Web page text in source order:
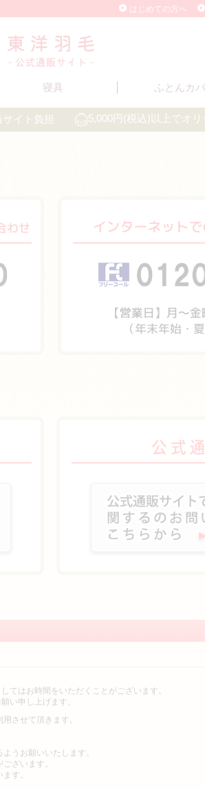
はじめての方へ
寝具 ふとんカ
イト負担 5,000円(税込)以上でオ
てはお時間をいただくことがございます。
い申し上げます。
させて頂きます。
うお願いいたします。
ざいます。
す。